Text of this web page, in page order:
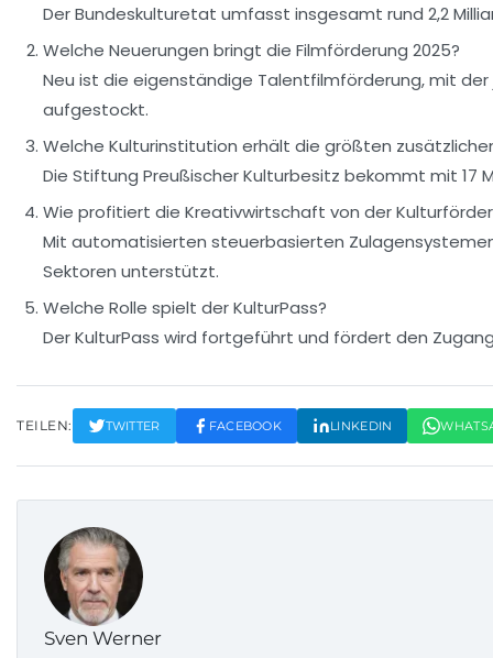
Der Bundeskulturetat umfasst insgesamt rund 2,2
Welche Neuerungen bringt die Filmförderung 2025?
Neu ist die eigenständige Talentfilmförderung, mit
aufgestockt.
Welche Kulturinstitution erhält die größten
Die Stiftung Preußischer Kulturbesitz bekommt mit 17
Wie profitiert die Kreativwirtschaft von der
Mit automatisierten steuerbasierten
Sektoren unterstützt.
Welche Rolle spielt der KulturPass?
Der KulturPass wird fortgeführt und fördert den
TEILEN: TWITTER FACEBOOK LINKEDIN
Sven Werner